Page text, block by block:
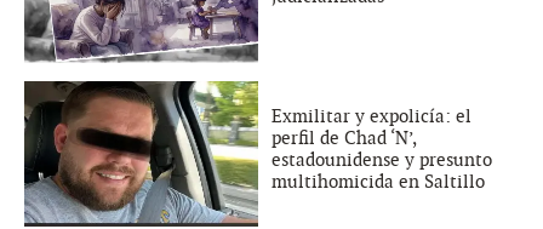
Exmilitar y expolicía: el
perfil de Chad ‘N’,
estadounidense y presunto
multihomicida en Saltillo